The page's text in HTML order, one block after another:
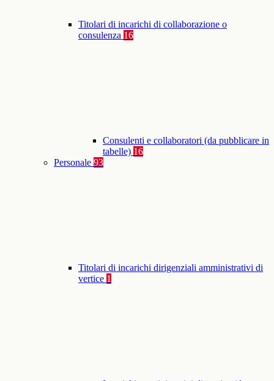
Titolari di incarichi di collaborazione o
consulenza 16
Consulenti e collaboratori (da pubblicare in
tabelle) 16
Personale 93
Titolari di incarichi dirigenziali amministrativi di
vertice 1